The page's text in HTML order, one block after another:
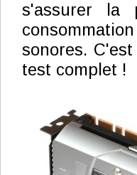
s'assurer la
sonores.
test complet !